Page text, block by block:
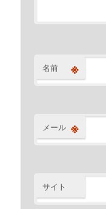
名前 ※
メール ※
サイト